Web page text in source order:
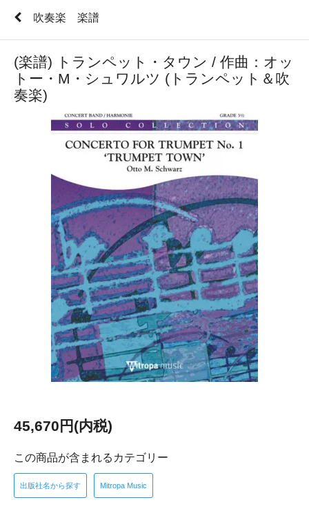
吹奏楽 楽譜
(楽譜) トランペット・タウン / 作曲：オッ
トー・M・シュワルツ (トランペット＆吹
奏楽)
45,670円(内税)
この商品が含まれるカテゴリー
出版社名から探す Mitropa Music